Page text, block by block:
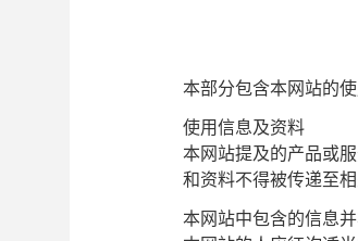
本部分包含本网站的
使用信息及资料
本网站提及的产品或
和资料不得被传递至
本网站中包含的信息